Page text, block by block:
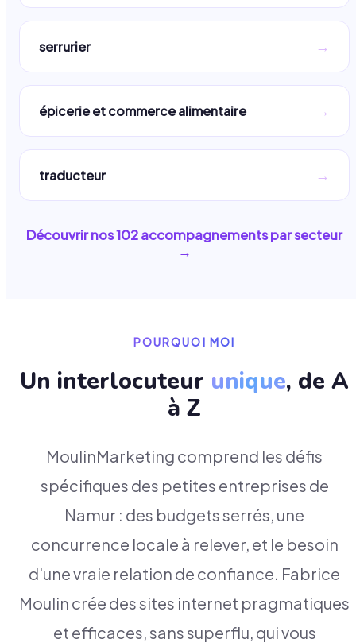
serrurier →
épicerie et commerce alimentaire →
traducteur →
Découvrir nos102accompagnements par secteur
→
POURQUOI MOI
Un interlocuteur unique, de A
à Z
MoulinMarketing comprend les défis
spécifiques des petites entreprises de
Namur : des budgets serrés, une
concurrence locale à relever, et le besoin
d'une vraie relation de confiance. Fabrice
Moulin crée des sites internet pragmatiques
et efficaces, sans superflu, qui vous